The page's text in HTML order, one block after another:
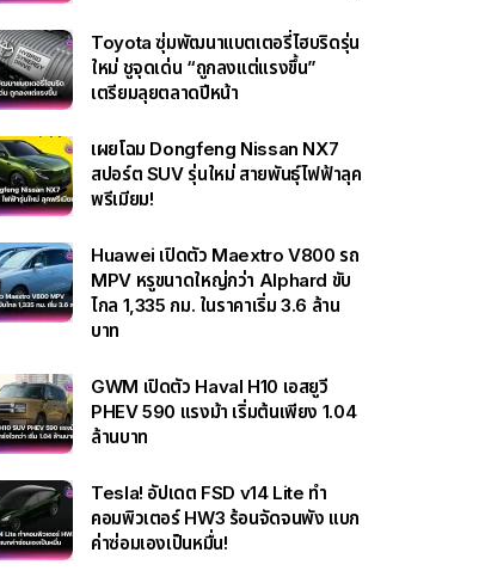
Toyota ซุ่มพัฒนาแบตเตอรี่ไฮบริดรุ่น
ใหม่ ชูจุดเด่น “ถูกลงแต่แรงขึ้น”
เตรียมลุยตลาดปีหน้า
เผยโฉม Dongfeng Nissan NX7
สปอร์ต SUV รุ่นใหม่ สายพันธุ์ไฟฟ้าลุค
พรีเมียม!
Huawei เปิดตัว Maextro V800 รถ
MPV หรูขนาดใหญ่กว่า Alphard ขับ
ไกล 1,335 กม. ในราคาเริ่ม 3.6 ล้าน
บาท
GWM เปิดตัว Haval H10 เอสยูวี
PHEV 590 แรงม้า เริ่มต้นเพียง 1.04
ล้านบาท
Tesla! อัปเดต FSD v14 Lite ทำ
คอมพิวเตอร์ HW3 ร้อนจัดจนพัง แบก
ค่าซ่อมเองเป็นหมื่น!